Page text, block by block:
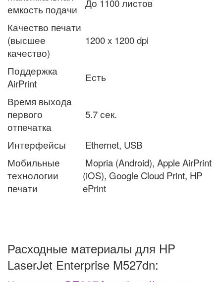
емкость подачи
До 1100 листов
Качество печати
(высшее
качество)
1200 x 1200 dpi
Поддержка
AirPrint
Есть
Время выхода
первого
отпечатка
5.7 сек.
Интерфейсы
Ethernet, USB
Мобильные
технологии
печати
Mopria (Android), Apple AirPrint
(iOS), Google Cloud Print, HP
ePrint
Расходные материалы для HP
LaserJet Enterprise M527dn: